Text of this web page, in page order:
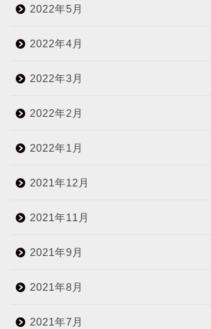
2022年5月
2022年4月
2022年3月
2022年2月
2022年1月
2021年12月
2021年11月
2021年9月
2021年8月
2021年7月